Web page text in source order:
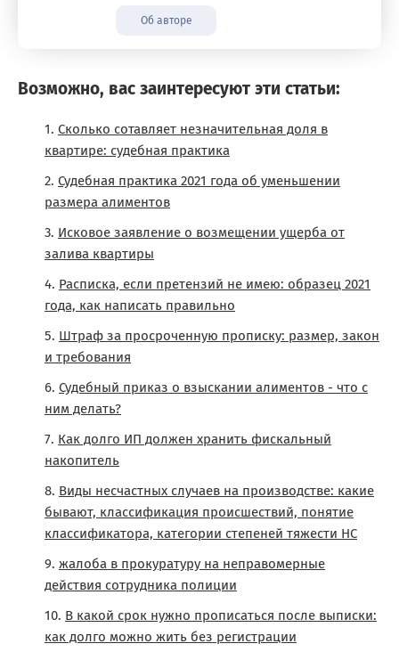
Об авторе
Возможно, вас заинтересуют эти статьи:
Сколько сотавляет незначительная доля в
квартире: судебная практика
Судебная практика 2021 года об уменьшении
размера алиментов
Исковое заявление о возмещении ущерба от
залива квартиры
Расписка, если претензий не имею: образец 2021
года, как написать правильно
Штраф за просроченную прописку: размер, закон
и требования
Судебный приказ о взыскании алиментов - что с
ним делать?
Как долго ИП должен хранить фискальный
накопитель
Виды несчастных случаев на производстве: какие
бывают, классификация происшествий, понятие
классификатора, категории степеней тяжести НС
жалоба в прокуратуру на неправомерные
действия сотрудника полиции
В какой срок нужно прописаться после выписки:
как долго можно жить без регистрации